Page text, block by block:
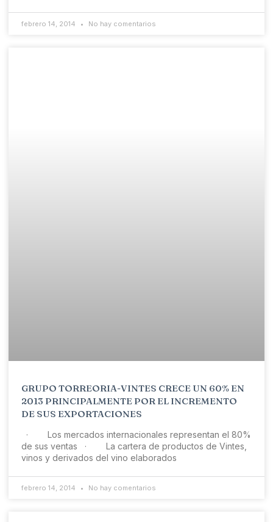
febrero 14, 2014 No hay comentarios
GRUPO TORREORIA-VINTES CRECE UN 60% EN
2013 PRINCIPALMENTE POR EL INCREMENTO
DE SUS EXPORTACIONES
· Los mercados internacionales representan el 80%
de sus ventas · La cartera de productos de Vintes,
vinos y derivados del vino elaborados
febrero 14, 2014 No hay comentarios